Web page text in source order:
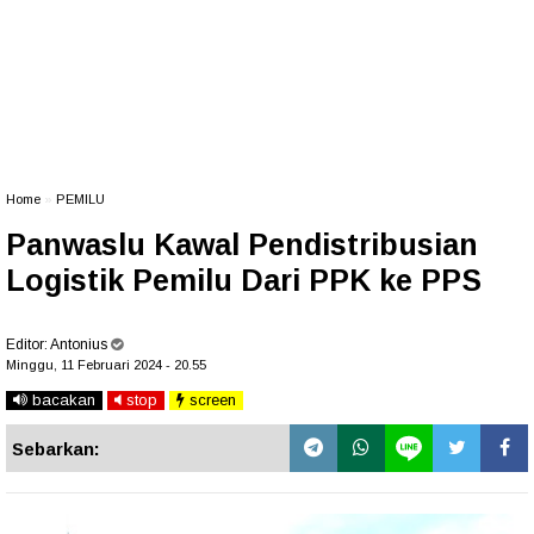
Home PEMILU
Panwaslu Kawal Pendistribusian
Logistik Pemilu Dari PPK ke PPS
Editor: Antonius
Minggu, 11 Februari 2024 - 20.55
bacakan stop screen
Sebarkan: